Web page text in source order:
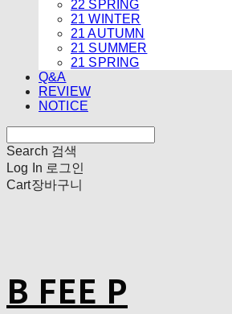
22 SPRING
21 WINTER
21 AUTUMN
21 SUMMER
21 SPRING
Q&A
REVIEW
NOTICE
Search 검색
Log In 로그인
Cart장바구니
B FEE P